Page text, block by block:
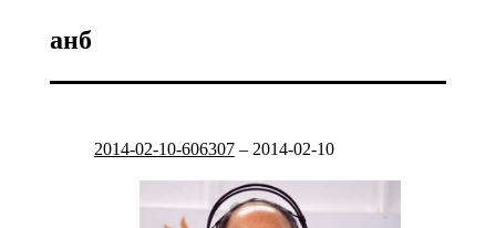
анб
2014-02-10-606307– 2014-02-10